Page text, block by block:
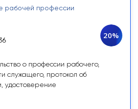
рабочей профессии
о профессии рабочего,
служащего, протокол об
удостоверение
20%